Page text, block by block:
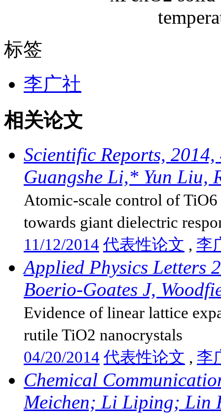
标签
李广社
相关论文
Scientific Reports,
Guangshe Li,* Yun Liu,
Atomic-scale control of
towards giant dielectric
11/12/2014 代表性论文 , 李
Applied Physics Letters
Boerio-Goates J,
Evidence of linear lattice
rutile TiO2 nanocrystals
04/20/2014 代表性论文 , 李
Chemical
Meichen; Li Liping; Lin